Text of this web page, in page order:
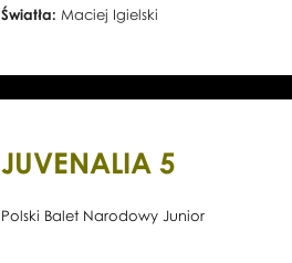
Światła: Maciej Igielski
JUVENALIA 5
Polski Balet Narodowy Junior